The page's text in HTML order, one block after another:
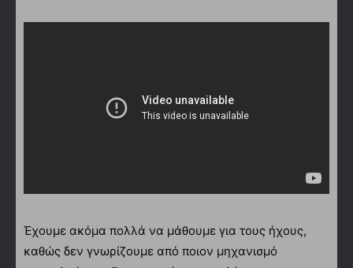
Έχουμε ακόμα πολλά να μάθουμε για τους ήχους,
καθώς δεν γνωρίζουμε από ποιον μηχανισμό